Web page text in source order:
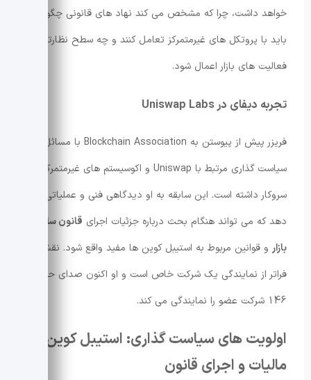
خواهد داشت، چرا که مشخص می کند نهاد های قانونی چگونه
باید با پروتکل های غیرمتمرکز تعامل کنند و چه سطح نظارتی بر
فعالیت های بازار اعمال شود.
تجربه دیفای در Uniswap Labs
فریزر پیش از پیوستن به Blockchain Association با مسائل
سیاست گذاری مرتبط با Uniswap و اکوسیستم های غیرمتمرکز
سروکار داشته است. این سابقه به او دیدگاهی فنی و عملیاتی می
دهد که می تواند هنگام بحث درباره جزئیات اجرای قانون ساختار
بازار و قوانین مربوط به استیبل کوین ها مفید واقع شود. نقش او
فراتر از نمایندگی یک شرکت خاص است و او اکنون صدای حدود
146 شرکت عضو را نمایندگی می کند.
اولویت های سیاست گذاری: استیبل کوین،
مالیات و اجرای قانون